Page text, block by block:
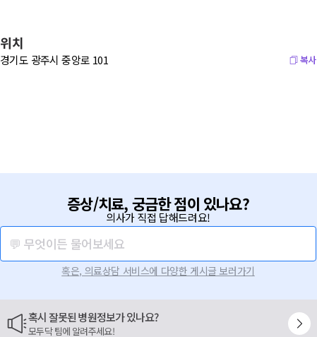
위치
경기도 광주시 중앙로 101 복사
증상/치료, 궁금한 점이 있나요?
의사가 직접 답해드려요!
💬 무엇이든 물어보세요
혹은, 의료상담 서비스에 다양한 게시글 보러가기
혹시 잘못된 병원정보가 있나요?
모두닥 팀에 알려주세요!